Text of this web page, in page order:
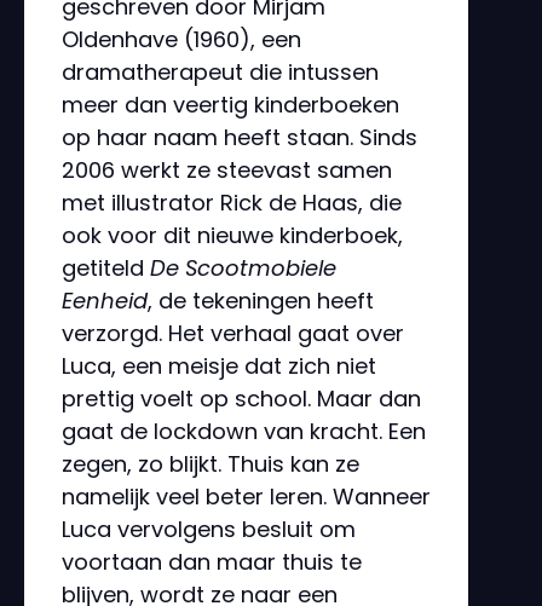
geschreven door Mirjam
Oldenhave (1960), een
dramatherapeut die intussen
meer dan veertig kinderboeken
op haar naam heeft staan. Sinds
2006 werkt ze steevast samen
met illustrator Rick de Haas, die
ook voor dit nieuwe kinderboek,
getiteld De Scootmobiele
Eenheid, de tekeningen heeft
verzorgd. Het verhaal gaat over
Luca, een meisje dat zich niet
prettig voelt op school. Maar dan
gaat de lockdown van kracht. Een
zegen, zo blijkt. Thuis kan ze
namelijk veel beter leren. Wanneer
Luca vervolgens besluit om
voortaan dan maar thuis te
blijven, wordt ze naar een